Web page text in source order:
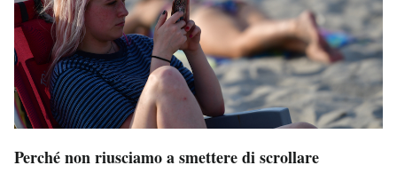
Perché non riusciamo a smettere di scrollare